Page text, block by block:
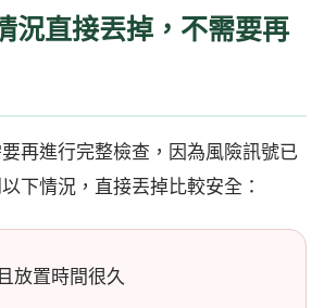
況直接丟掉，不需要再
再進行完整檢查，因為風險訊號已
下情況，直接丟掉比較安全：
放置時間很久